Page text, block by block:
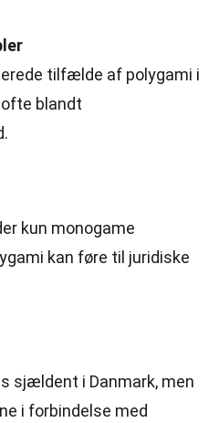
tilfælde af polygami i
blandt
kun monogame
kan føre til juridiske
sjældent i Danmark, men
i forbindelse med